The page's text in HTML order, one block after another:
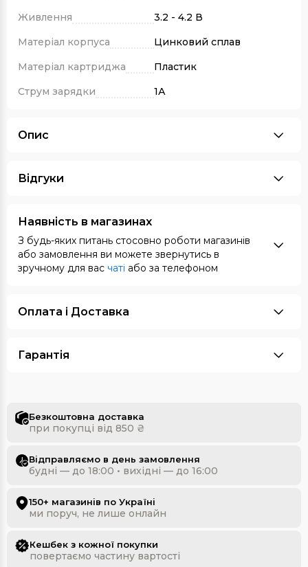
Живлення
3.2 - 4.2 В
Матеріал корпуса
Цинковий сплав
Матеріал картриджа
Пластик
Струм зарядки
1А
Опис
Відгуки
Наявність в магазинах
З будь-яких питань стосовно роботи магазинів
або замовлення ви можете звернутись в
зручному для вас чаті або за телефоном
Оплата i Доставка
Гарантія
Безкоштовна доставка
при покупці від 850 ₴
Відправляємо в день замовлення
будні — до 18:00 • вихідні — до 16:00
150+ магазинів по Україні
ми поруч, не лише онлайн
Кешбек з кожної покупки
повертаємо частину вартості